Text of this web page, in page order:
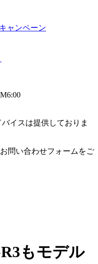
ャンペーン
イスは提供しておりま
問い合わせフォームをご
もモデル